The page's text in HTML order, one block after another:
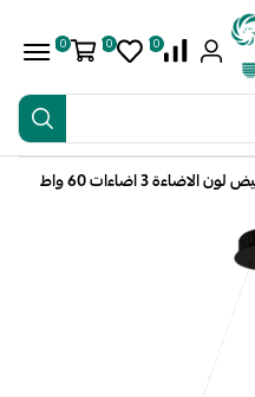
0
0
0
3 اضاءات 60 واط